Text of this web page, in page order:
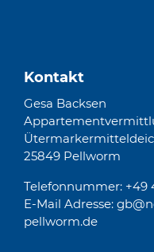
Kontakt
Gesa Backsen
25849 Pellworm
Telefonnummer: +49
E-Mail Adresse:
pellworm.de